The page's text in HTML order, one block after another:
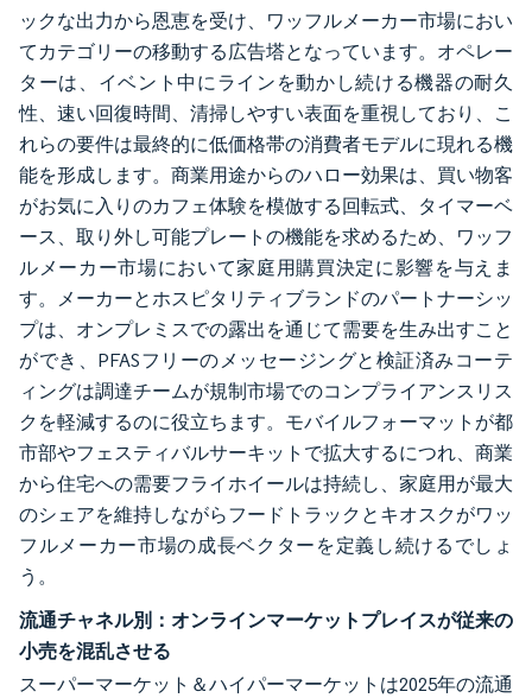
ックな出力から恩恵を受け、ワッフルメーカー市場におい
てカテゴリーの移動する広告塔となっています。オペレー
ターは、イベント中にラインを動かし続ける機器の耐久
性、速い回復時間、清掃しやすい表面を重視しており、こ
れらの要件は最終的に低価格帯の消費者モデルに現れる機
能を形成します。商業用途からのハロー効果は、買い物客
がお気に入りのカフェ体験を模倣する回転式、タイマーベ
ース、取り外し可能プレートの機能を求めるため、ワッフ
ルメーカー市場において家庭用購買決定に影響を与えま
す。メーカーとホスピタリティブランドのパートナーシッ
プは、オンプレミスでの露出を通じて需要を生み出すこと
ができ、PFASフリーのメッセージングと検証済みコーテ
ィングは調達チームが規制市場でのコンプライアンスリス
クを軽減するのに役立ちます。モバイルフォーマットが都
市部やフェスティバルサーキットで拡大するにつれ、商業
から住宅への需要フライホイールは持続し、家庭用が最大
のシェアを維持しながらフードトラックとキオスクがワッ
フルメーカー市場の成長ベクターを定義し続けるでしょ
う。
流通チャネル別：オンラインマーケットプレイスが従来の
小売を混乱させる
スーパーマーケット＆ハイパーマーケットは2025年の流通